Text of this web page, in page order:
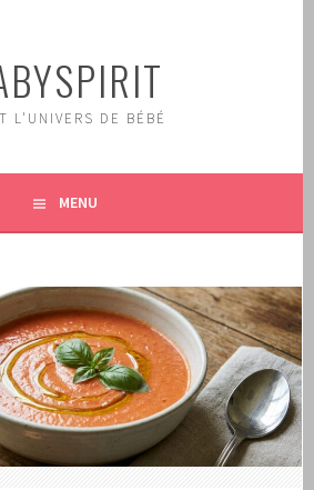
L'UNIVERS DE BÉBÉ
MENU